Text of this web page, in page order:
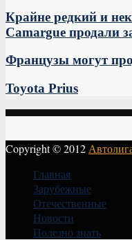
Крайне редкий и
Camargue продали
Французы могут
Toyota Prius
Copyright © 2012
Главная
Зарубежные
Отечественные
Новости
Полезно знать